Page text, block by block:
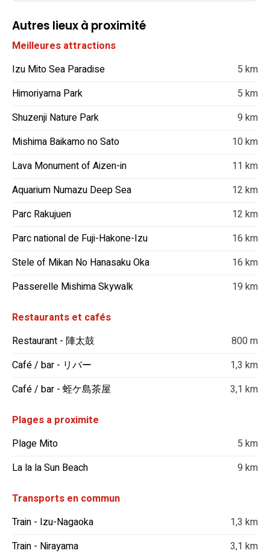
Autres lieux à proximité
Meilleures attractions
Izu Mito Sea Paradise
5 km
Himoriyama Park
5 km
Shuzenji Nature Park
9 km
Mishima Baikamo no Sato
10 km
Lava Monument of Aizen-in
11 km
Aquarium Numazu Deep Sea
12 km
Parc Rakujuen
12 km
Parc national de Fuji-Hakone-Izu
16 km
Stele of Mikan No Hanasaku Oka
16 km
Passerelle Mishima Skywalk
19 km
Restaurants et cafés
Restaurant - 陣太鼓
800 m
Café / bar - リバー
1,3 km
Café / bar - 蛭ケ島茶屋
3,1 km
Plages a proximite
Plage Mito
5 km
La la la Sun Beach
9 km
Transports en commun
Train - Izu-Nagaoka
1,3 km
Train - Nirayama
3,1 km